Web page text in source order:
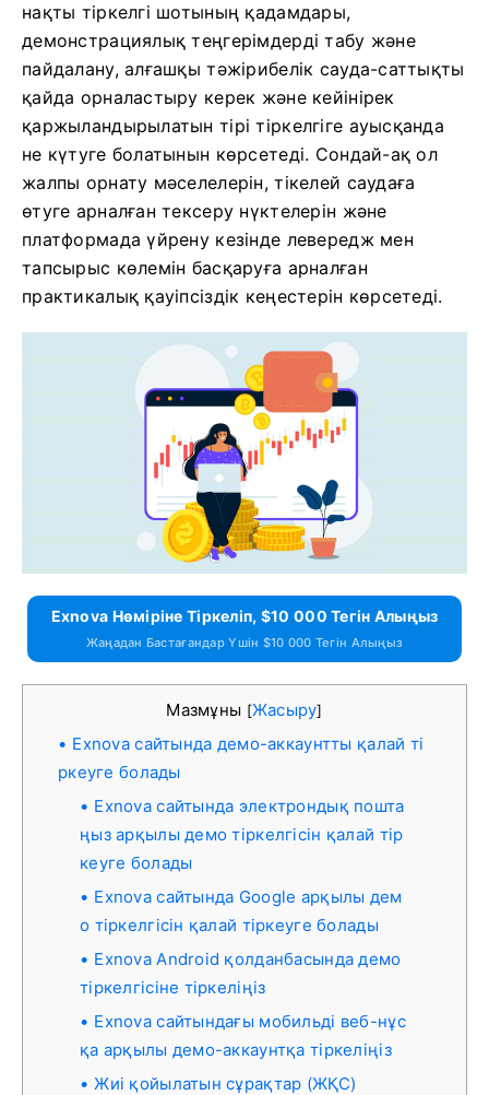
нақты тіркелгі шотының қадамдары,
демонстрациялық теңгерімдерді табу және
пайдалану, алғашқы тәжірибелік сауда-саттықты
қайда орналастыру керек және кейінірек
қаржыландырылатын тірі тіркелгіге ауысқанда
не күтуге болатынын көрсетеді. Сондай-ақ ол
жалпы орнату мәселелерін, тікелей саудаға
өтуге арналған тексеру нүктелерін және
платформада үйрену кезінде левередж мен
тапсырыс көлемін басқаруға арналған
практикалық қауіпсіздік кеңестерін көрсетеді.
Exnova Нөміріне Тіркеліп, $10 000 Тегін Алыңыз
Жаңадан Бастағандар Үшін $10 000 Тегін Алыңыз
Мазмұны [Жасыру]
Exnova сайтында демо-аккаунтты қалай ті
ркеуге болады
Exnova сайтында электрондық пошта
ңыз арқылы демо тіркелгісін қалай тір
кеуге болады
Exnova сайтында Google арқылы дем
о тіркелгісін қалай тіркеуге болады
Exnova Android қолданбасында демо
тіркелгісіне тіркеліңіз
Exnova сайтындағы мобильді веб-нұс
қа арқылы демо-аккаунтқа тіркеліңіз
Жиі қойылатын сұрақтар (ЖҚС)